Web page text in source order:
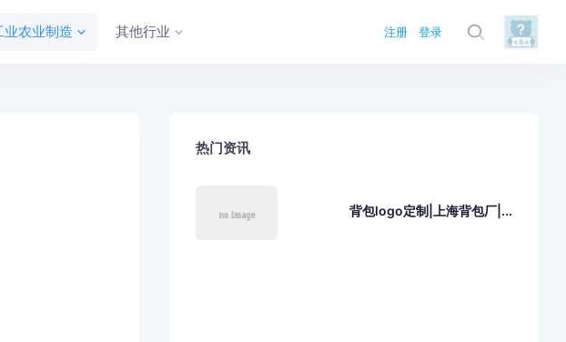
业农业制造 其他行业 注册 登录
热门资讯
背包logo定制|上海背包厂|...